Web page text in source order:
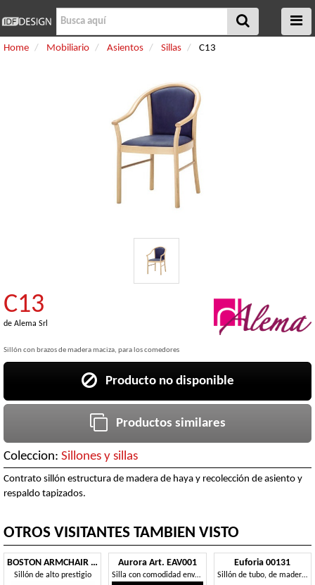
Home Mobiliario Asientos Sillas C13
C13
de Alema Srl
Sillón con brazos de madera maciza, para los comedores
Producto no disponible
Productos similares
Coleccion: Sillones y sillas
Contrato sillón estructura de madera de haya y recolección de asiento y
respaldo tapizados.
OTROS VISITANTES TAMBIEN VISTO
BOSTON ARMCHAIR 010 PA
Sillón de alto prestigio
Aurora Art. EAV001
Silla con comodidad envolvente
Euforia 00131
Sillón de tubo, de madera maciza, asiento y respaldo tapizados, cubierta de tela